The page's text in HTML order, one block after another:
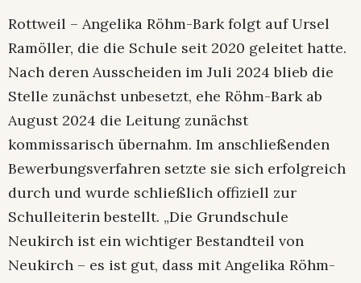
Rottweil – Angelika Röhm-Bark folgt auf Ursel
Ramöller, die die Schule seit 2020 geleitet hatte.
Nach deren Ausscheiden im Juli 2024 blieb die
Stelle zunächst unbesetzt, ehe Röhm-Bark ab
August 2024 die Leitung zunächst
kommissarisch übernahm. Im anschließenden
Bewerbungsverfahren setzte sie sich erfolgreich
durch und wurde schließlich offiziell zur
Schulleiterin bestellt. „Die Grundschule
Neukirch ist ein wichtiger Bestandteil von
Neukirch – es ist gut, dass mit Angelika Röhm-